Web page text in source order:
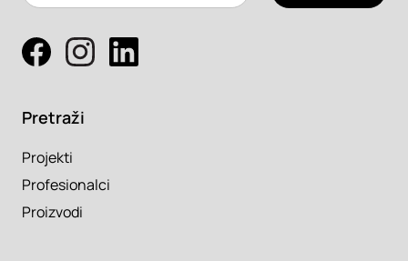
Pretraži
Projekti
Profesionalci
Proizvodi